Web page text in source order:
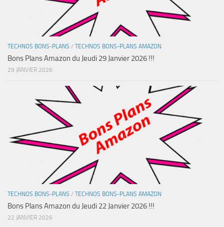
TECHNOS BONS-PLANS / TECHNOS BONS-PLANS AMAZON
Bons Plans Amazon du Jeudi 29 Janvier 2026 !!!
29 JANVIER 2026
TECHNOS BONS-PLANS / TECHNOS BONS-PLANS AMAZON
Bons Plans Amazon du Jeudi 22 Janvier 2026 !!!
22 JANVIER 2026